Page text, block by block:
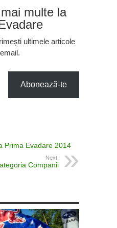
multe la
ultimele articole
Abonează-te
Prima Evadare 2014
Next:
Companii